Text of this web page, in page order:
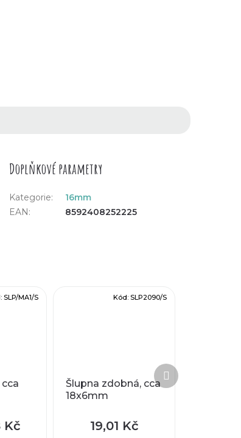
Doplňkové parametry
Kategorie:
16mm
EAN: 8592408252225
Kč
SLP/MA1/S
Šlupna zdobná, cca
18x6mm
19,01 Kč
Kód: SLP2090/S
Další
produkt